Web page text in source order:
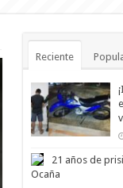
Reciente
21 años de
Ocaña